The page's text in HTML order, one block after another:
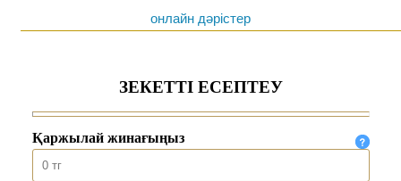
онлайн дәрістер